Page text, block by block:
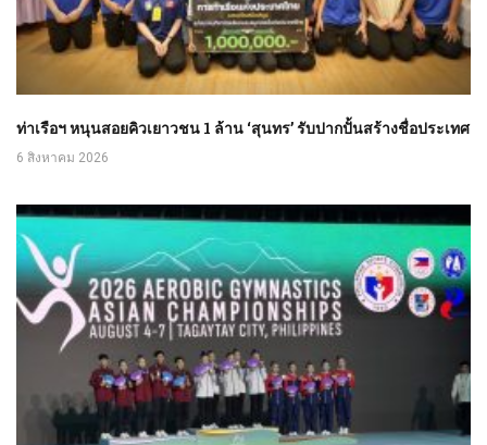
ท่าเรือฯ หนุนสอยคิวเยาวชน 1 ล้าน ‘สุนทร’ รับปากปั้นสร้างชื่อประเทศ
6 สิงหาคม 2026